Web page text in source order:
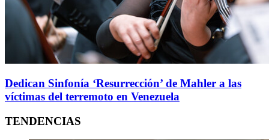
Dedican Sinfonía ‘Resurrección’ de Mahler a las
víctimas del terremoto en Venezuela
TENDENCIAS